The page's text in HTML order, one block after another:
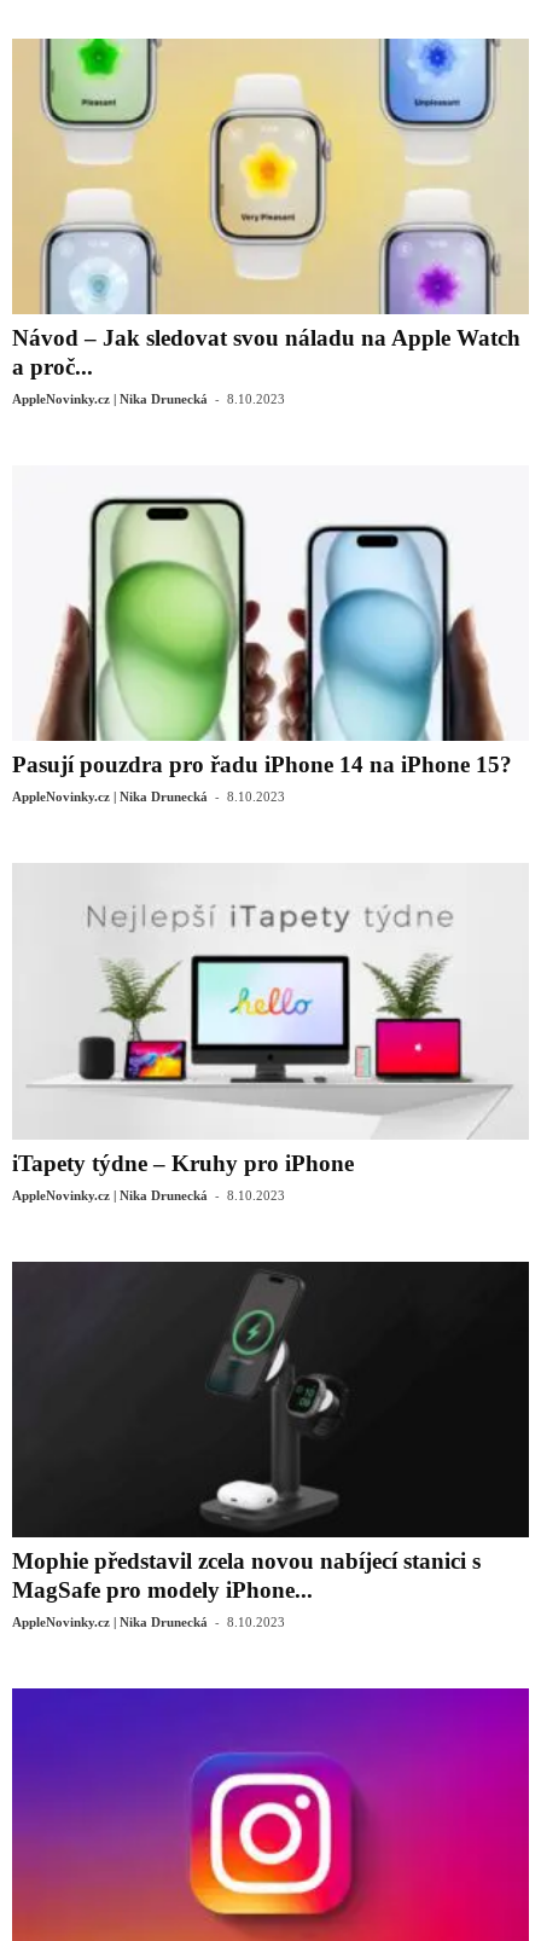
Návod – Jak sledovat svou náladu na Apple Watch
a proč...
AppleNovinky.cz | Nika Drunecká - 8.10.2023
Pasují pouzdra pro řadu iPhone 14 na iPhone 15?
AppleNovinky.cz | Nika Drunecká - 8.10.2023
iTapety týdne – Kruhy pro iPhone
AppleNovinky.cz | Nika Drunecká - 8.10.2023
Mophie představil zcela novou nabíjecí stanici s
MagSafe pro modely iPhone...
AppleNovinky.cz | Nika Drunecká - 8.10.2023